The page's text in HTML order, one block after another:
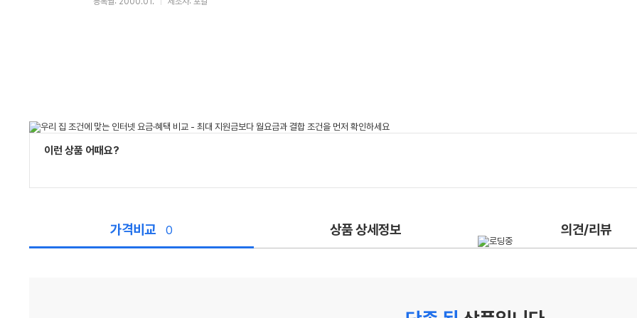
이런 상품 어때요?
가격비교 0 상품 상세정보 의견/리뷰